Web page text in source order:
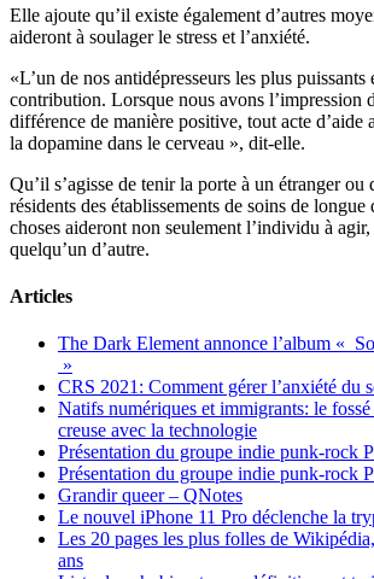
Elle ajoute qu’il existe également d’autres
aideront à soulager le stress et l’anxiété.
«L’un de nos antidépresseurs les plus puissants
contribution. Lorsque nous avons l’impression
différence de manière positive, tout acte d’aide
la dopamine dans le cerveau », dit-elle.
Qu’il s’agisse de tenir la porte à un étranger ou
résidents des établissements de soins de longue
choses aideront non seulement l’individu à agir,
quelqu’un d’autre.
Articles
The Dark Element annonce l’album «
»
CRS 2021: Comment gérer l’anxiété du
Natifs numériques et immigrants: le fossé
creuse avec la technologie
Présentation du groupe indie punk-rock
Présentation du groupe indie punk-rock
Grandir queer – QNotes
Le nouvel iPhone 11 Pro déclenche la
Les 20 pages les plus folles de
ans